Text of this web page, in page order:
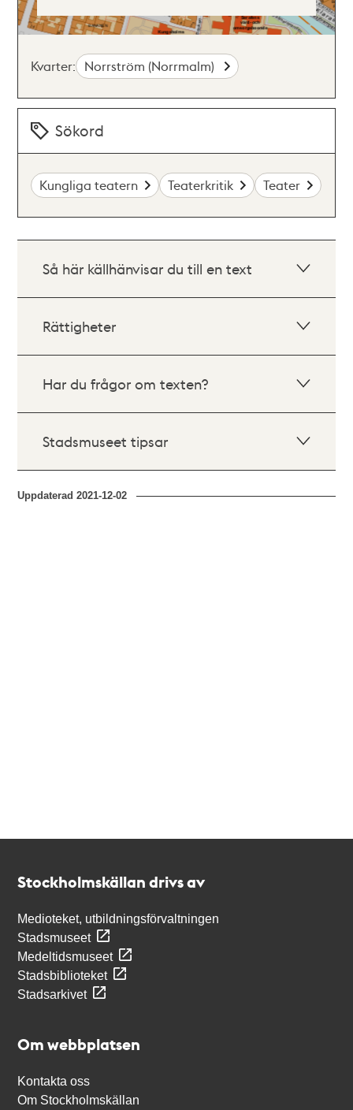
Kvarter: Norrström (Norrmalm)
Sökord
Kungliga teatern Teaterkritik Teater
Så här källhänvisar du till en text
Rättigheter
Har du frågor om texten?
Stadsmuseet tipsar
Uppdaterad2021-12-02
Stockholmskällan drivs av
Medioteket, utbildningsförvaltningen
Stadsmuseet
Medeltidsmuseet
Stadsbiblioteket
Stadsarkivet
Om webbplatsen
Kontakta oss
Om Stockholmskällan